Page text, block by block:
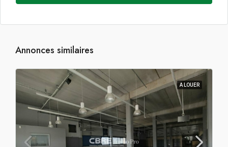
Annonces similaires
A LOUER